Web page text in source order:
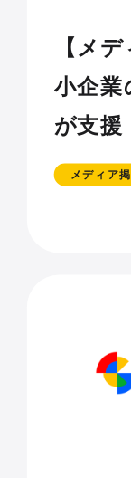
【メ
小企業
が支援
メディア